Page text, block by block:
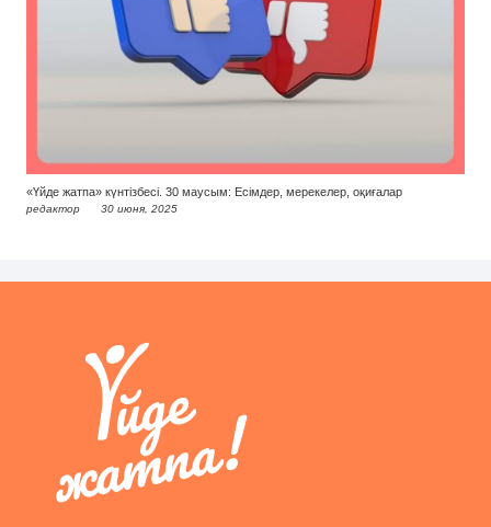
«Үйде жатпа» күнтізбесі. 30 маусым: Есімдер, мерекелер, оқиғалар
редактор 30 июня, 2025